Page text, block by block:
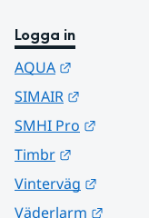
Logga in
AQUA
SIMAIR
SMHI Pro
Timbr
Vinterväg
Väderlarm